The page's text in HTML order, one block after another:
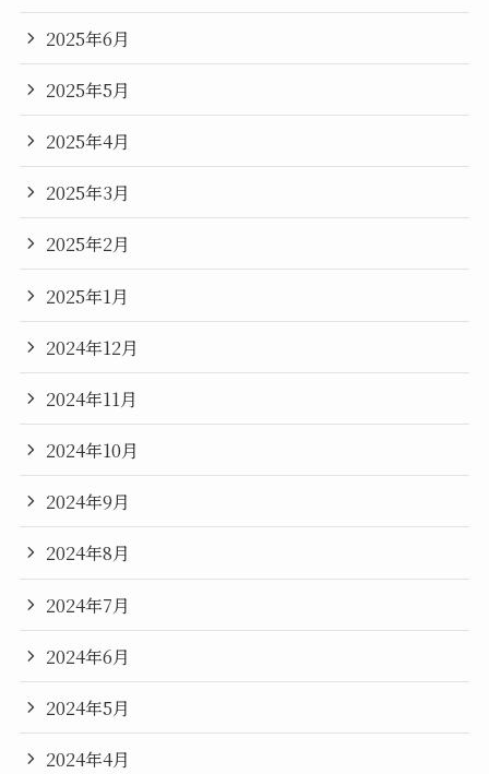
2025年6月
2025年5月
2025年4月
2025年3月
2025年2月
2025年1月
2024年12月
2024年11月
2024年10月
2024年9月
2024年8月
2024年7月
2024年6月
2024年5月
2024年4月